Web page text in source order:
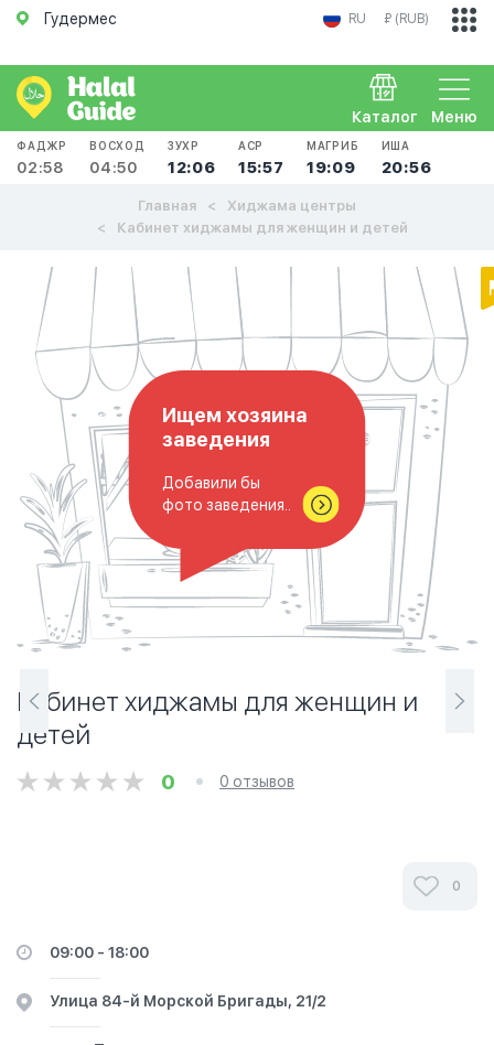
Гудермес RU ₽ (RUB)
Меню
Каталог
ФАДЖР
02:58
ВОСХОД
04:50
ЗУХР
12:06
АСР
15:57
МАГРИБ
19:09
ИША
20:56
Главная
Хиджама центры
Кабинет хиджамы для женщин и детей
Ищем хозяина
заведения
Добавили бы
фото заведения..
Кабинет хиджамы для женщин и
детей
0 0 отзывов
0
09:00 - 18:00
​Улица 84-й Морской Бригады, 21/2